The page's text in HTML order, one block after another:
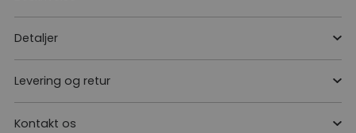
Detaljer
Levering og retur
Kontakt os